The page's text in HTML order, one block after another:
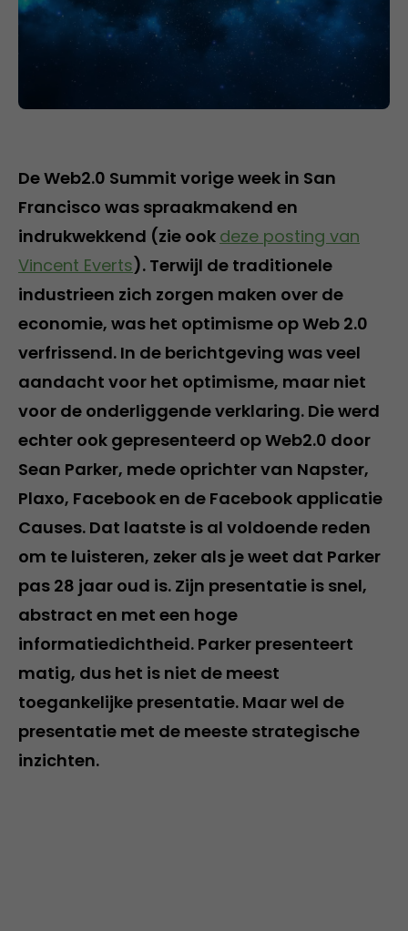
De Web2.0 Summit vorige week in San
Francisco was spraakmakend en
indrukwekkend (zie ook deze posting van
Vincent Everts). Terwijl de traditionele
industrieen zich zorgen maken over de
economie, was het optimisme op Web 2.0
verfrissend. In de berichtgeving was veel
aandacht voor het optimisme, maar niet
voor de onderliggende verklaring. Die werd
echter ook gepresenteerd op Web2.0 door
Sean Parker, mede oprichter van Napster,
Plaxo, Facebook en de Facebook applicatie
Causes. Dat laatste is al voldoende reden
om te luisteren, zeker als je weet dat Parker
pas 28 jaar oud is. Zijn presentatie is snel,
abstract en met een hoge
informatiedichtheid. Parker presenteert
matig, dus het is niet de meest
toegankelijke presentatie. Maar wel de
presentatie met de meeste strategische
inzichten.